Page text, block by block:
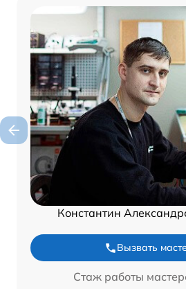
Константин
Вызвать
Стаж работы